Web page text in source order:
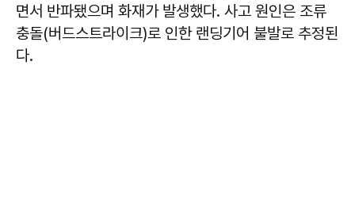
면서 반파됐으며 화재가 발생했다. 사고 원인은 조류
충돌(버드스트라이크)로 인한 랜딩기어 불발로 추정된
다.